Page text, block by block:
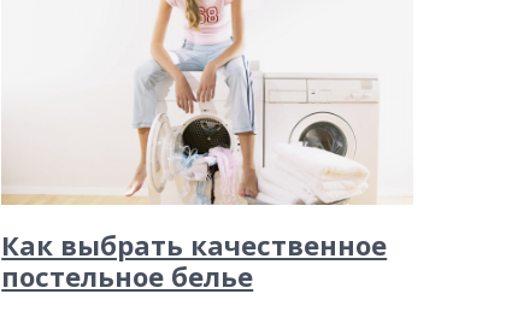
Как выбрать качественное
постельное белье